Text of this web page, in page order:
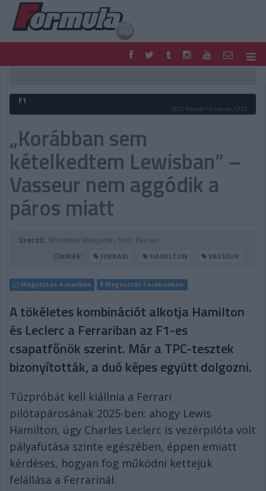
FORMULA
MOTOR
PODCAST
SHOP
LIVE
TIPPJÁTÉK
DIGITÁLIS MAGAZIN
PONTÁLLÁSOK
VERSENYNAPTÁRAK
F1
2025. február 19. szerda, 17:25
„Korábban sem
kételkedtem Lewisban” –
Vasseur nem aggódik a
páros miatt
Szerző: Strommer Benjamin, fotó: Ferrari
Címkék:
FERRARI HAMILTON VASSEUR
Megosztás e-mailben Megosztás Facebookon
A tökéletes kombinációt alkotja Hamilton
és Leclerc a Ferrariban az F1-es
csapatfőnök szerint. Már a TPC-tesztek
bizonyították, a duó képes együtt dolgozni.
Tűzpróbát kell kiállnia a Ferrari
pilótapárosának 2025-ben: ahogy Lewis
Hamilton, úgy Charles Leclerc is vezérpilóta volt
pályafutása szinte egészében, éppen emiatt
kérdéses, hogyan fog működni kettejük
felállása a Ferrarinál.